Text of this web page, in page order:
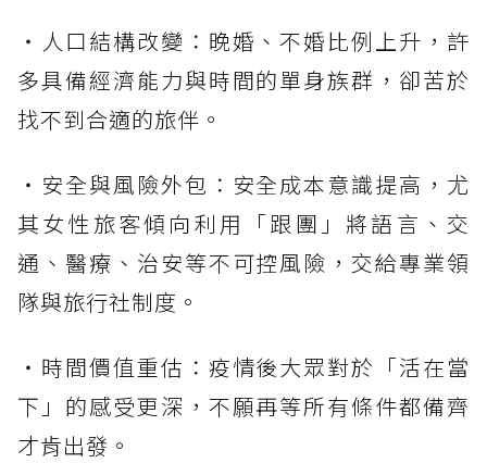
・人口結構改變：晚婚、不婚比例上升，許
多具備經濟能力與時間的單身族群，卻苦於
找不到合適的旅伴。
・安全與風險外包：安全成本意識提高，尤
其女性旅客傾向利用「跟團」將語言、交
通、醫療、治安等不可控風險，交給專業領
隊與旅行社制度。
・時間價值重估：疫情後大眾對於「活在當
下」的感受更深，不願再等所有條件都備齊
才肯出發。